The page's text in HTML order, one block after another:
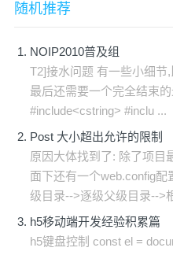
随机推荐
NOIP2010普及组
T2]接水问题 有一些小细节
最后还需要一个完全结束
#include<cstring> #inclu ...
Post 大小超出允许的限制
原因大体找到了: 除了项目
面下还有一个web.config
级目录-->逐级父级目录-->
h5移动端开发经验积累篇
h5键盘控制 const el =